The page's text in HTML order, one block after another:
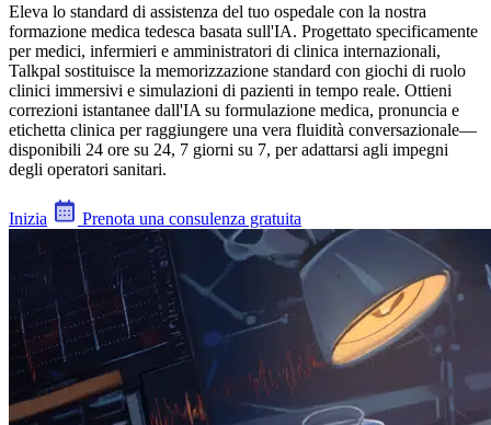
Eleva lo standard di assistenza del tuo ospedale con la nostra
formazione medica tedesca basata sull'IA. Progettato specificamente
per medici, infermieri e amministratori di clinica internazionali,
Talkpal sostituisce la memorizzazione standard con giochi di ruolo
clinici immersivi e simulazioni di pazienti in tempo reale. Ottieni
correzioni istantanee dall'IA su formulazione medica, pronuncia e
etichetta clinica per raggiungere una vera fluidità conversazionale—
disponibili 24 ore su 24, 7 giorni su 7, per adattarsi agli impegni
degli operatori sanitari.
Inizia Prenota una consulenza gratuita